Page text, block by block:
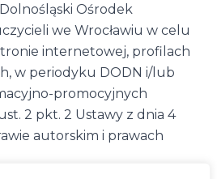
Ośrodek
we Wrocławiu w celu
internetowej, profilach
w periodyku DODN i/lub
promocyjnych
2 pkt. 2 Ustawy z dnia 4
autorskim i prawach